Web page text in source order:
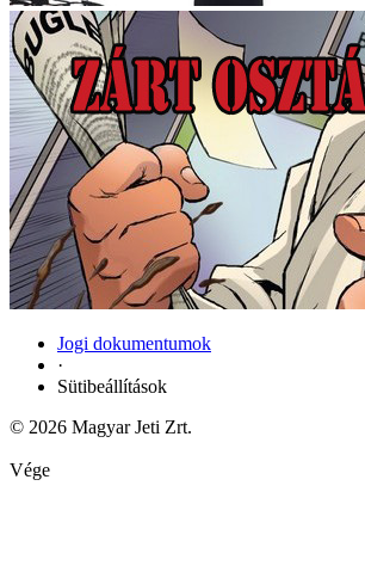
Jogi dokumentumok
·
Sütibeállítások
© 2026 Magyar Jeti Zrt.
Vége